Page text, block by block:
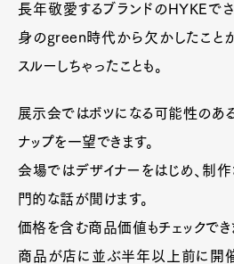
長年敬愛するブランドのHYKEで
身のgreen時代から欠かしたこと
スルーしちゃったことも。
展示会ではボツになる可能性のあ
ナップを一望できます。
会場ではデザイナーをはじめ、制
門的な話が聞けます。
価格を含む商品価値もチェックでき
商品が店に並ぶ半年以上前に開催